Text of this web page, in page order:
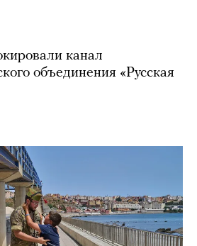
канал
объединения «Русская